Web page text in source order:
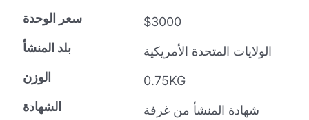
سعر الوحدة
$3000
بلد المنشأ
الولايات المتحدة الأمريكية
الوزن
0.75KG
الشهادة
شهادة المنشأ من غرفة